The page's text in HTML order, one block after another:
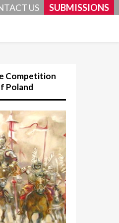
US SUBMISSIONS
Competition
Poland